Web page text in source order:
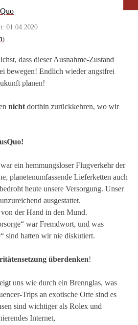
01.04.2020
)
dass dieser Ausnahme-Zustand
bewegen! Endlich wieder angstfrei
planen!
nicht dorthin zurückkehren, wo wir
ein hemmungsloser Flugverkehr der
planetenumfassende Lieferketten auch
heute unsere Versorgung. Unser
ausgestattet.
der Hand in den Mund.
war Fremdwort, und was
sind hatten wir nie diskutiert.
überdenken!
uns wie durch ein Brennglas, was
Trips an exotische Orte sind es
sind wichtiger als Rolex und
Internet,